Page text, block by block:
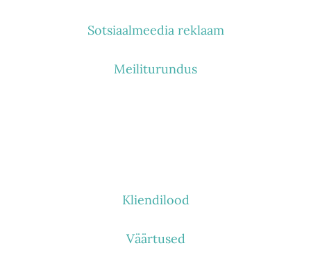
Sotsiaalmeedia reklaam
Meiliturundus
Kliendilood
Väärtused